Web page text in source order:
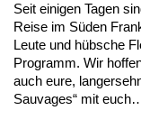
Seit einigen Tagen
Reise im Süden
Leute und hübsche
Programm. Wir
auch eure,
Sauvages“ mit